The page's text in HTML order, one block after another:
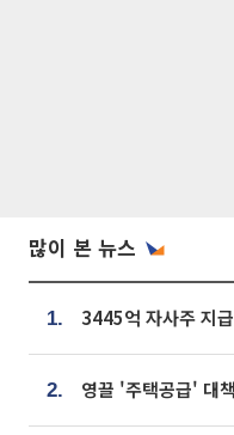
많이 본 뉴스
1.
2.